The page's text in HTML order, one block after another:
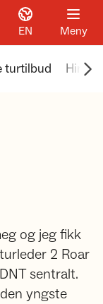
EN Meny
turtilbud
og jeg fikk
2 Roar
sentralt.
yngste